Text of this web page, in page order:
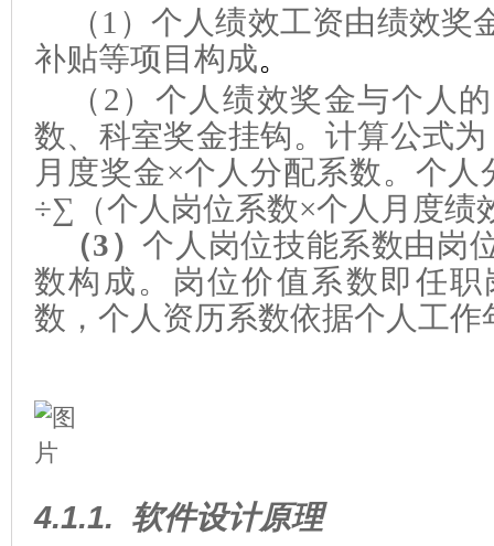
（1 ）个人绩效工资由绩效奖
补贴等项目构成。
（ 2 ）个人绩效奖金与个人
数、科室奖金挂钩。计算公式
月度奖金×个人分配系数。个人
÷∑（个人 岗位系数×个人月度绩
（3） 个人岗位技能系数由岗
数构成。岗位价值系数即任
数，个人资历系数依据个人工作
4.1.1. 软件设计原理